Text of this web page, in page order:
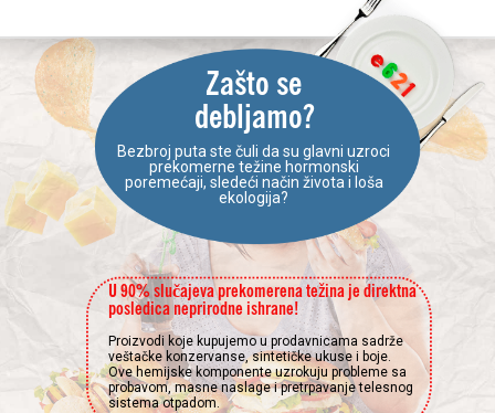
Zašto se
debljamo?
Bezbroj puta ste čuli da su glavni uzroci
prekomerne težine hormonski
poremećaji, sledeći način života i loša
ekologija?
U 90% slučajeva prekomerena težina je direktna
posledica neprirodne ishrane!
Proizvodi koje kupujemo u prodavnicama sadrže
veštačke konzervanse, sintetičke ukuse i boje.
Ove hemijske komponente uzrokuju probleme sa
probavom, masne naslage i pretrpavanje telesnog
sistema otpadom.